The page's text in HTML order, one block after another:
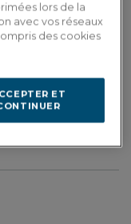
con tachuelas
lors de la
avec vos réseaux
des cookies
ET